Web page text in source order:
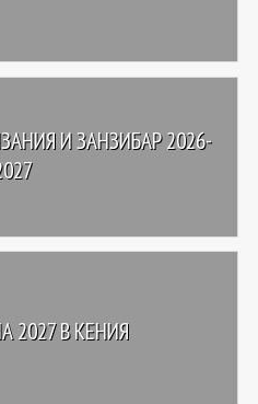
И ЗАНЗИБАР 2026-
2027 В КЕНИЯ